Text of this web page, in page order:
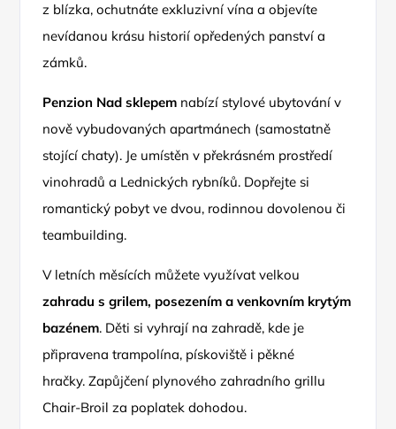
z blízka, ochutnáte exkluzivní vína a objevíte
nevídanou krásu historií opředených panství a
zámků.
Penzion Nad sklepem nabízí stylové ubytování v
nově vybudovaných apartmánech (samostatně
stojící chaty). Je umístěn v překrásném prostředí
vinohradů a Lednických rybníků. Dopřejte si
romantický pobyt ve dvou, rodinnou dovolenou či
teambuilding.
V letních měsících můžete využívat velkou
zahradu s grilem, posezením a venkovním krytým
bazénem. Děti si vyhrají na zahradě, kde je
připravena trampolína, pískoviště i pěkné
hračky. Zapůjčení plynového zahradního grillu
Chair-Broil za poplatek dohodou.